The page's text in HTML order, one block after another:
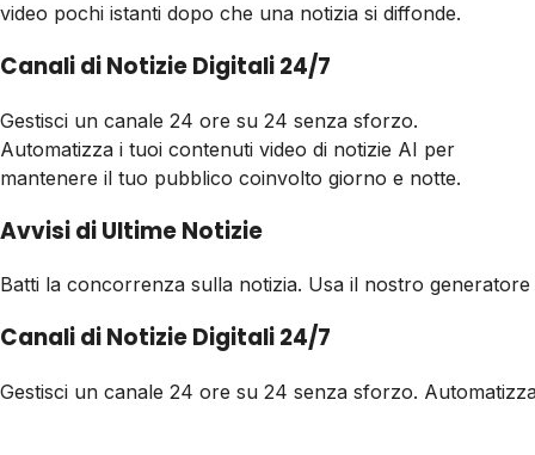
video pochi istanti dopo che una notizia si diffonde.
Canali di Notizie Digitali 24/7
Gestisci un canale 24 ore su 24 senza sforzo.
Automatizza i tuoi contenuti video di notizie AI per
mantenere il tuo pubblico coinvolto giorno e notte.
Avvisi di Ultime Notizie
Batti la concorrenza sulla notizia. Usa il nostro
Canali di Notizie Digitali 24/7
Gestisci un canale 24 ore su 24 senza sforzo.